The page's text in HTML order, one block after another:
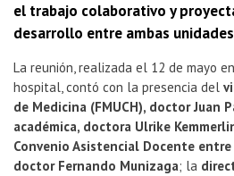
el trabajo colaborativo y
desarrollo entre ambas
La reunión, realizada el 12 de mayo
hospital, contó con la presencia del
de Medicina (FMUCH), doctor Juan
académica, doctora Ulrike
Convenio Asistencial Docente
doctor Fernando Munizaga; la